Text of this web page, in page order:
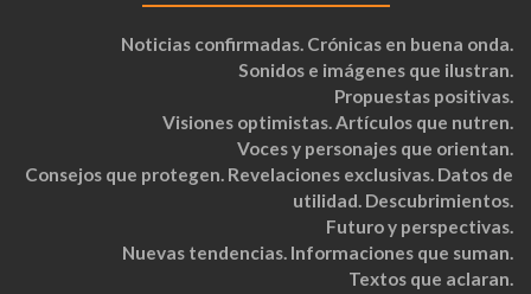
Noticias confirmadas. Crónicas en buena onda.
Sonidos e imágenes que ilustran.
Propuestas positivas.
Visiones optimistas. Artículos que nutren.
Voces y personajes que orientan.
Consejos que protegen. Revelaciones exclusivas. Datos de
utilidad. Descubrimientos.
Futuro y perspectivas.
Nuevas tendencias. Informaciones que suman.
Textos que aclaran.